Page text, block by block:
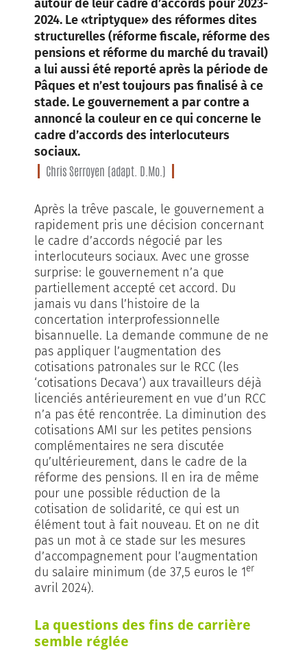
autour de leur cadre d’accords pour 2023-
2024. Le «triptyque» des réformes dites
structurelles (réforme fiscale, réforme des
pensions et réforme du marché du travail)
a lui aussi été reporté après la période de
Pâques et n’est toujours pas finalisé à ce
stade. Le gouvernement a par contre a
annoncé la couleur en ce qui concerne le
cadre d’accords des interlocuteurs
sociaux.
Chris Serroyen (adapt. D.Mo.)
Après la trêve pascale, le gouvernement a
rapidement pris une décision concernant
le cadre d’accords négocié par les
interlocuteurs sociaux. Avec une grosse
surprise: le gouvernement n’a que
partiellement accepté cet accord. Du
jamais vu dans l’histoire de la
concertation interprofessionnelle
bisannuelle. La demande commune de ne
pas appliquer l’augmentation des
cotisations patronales sur le RCC (les
‘cotisations Decava’) aux travailleurs déjà
licenciés antérieurement en vue d’un RCC
n’a pas été rencontrée. La diminution des
cotisations AMI sur les petites pensions
complémentaires ne sera discutée
qu’ultérieurement, dans le cadre de la
réforme des pensions. Il en ira de même
pour une possible réduction de la
cotisation de solidarité, ce qui est un
élément tout à fait nouveau. Et on ne dit
pas un mot à ce stade sur les mesures
d’accompagnement pour l’augmentation
du salaire minimum (de 37,5 euros le 1er
avril 2024).
La questions des fins de carrière
semble réglée